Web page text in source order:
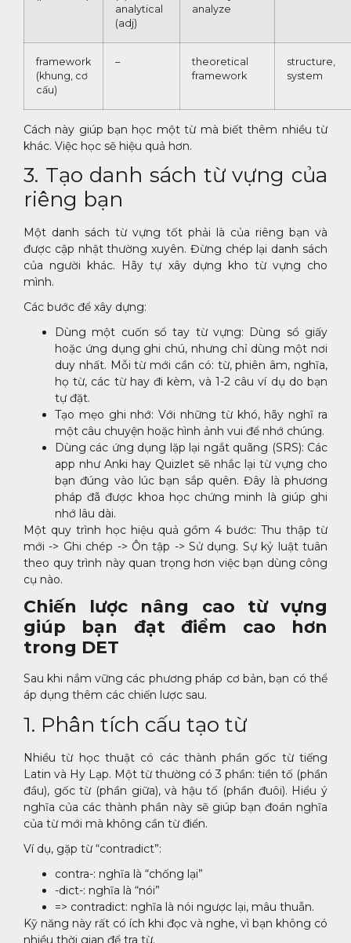
analytical
(adj)
analyze
framework
(khung, cơ
cấu)
–
theoretical
framework
structure,
system
Cách này giúp bạn học một từ mà biết thêm nhiều từ
khác. Việc học sẽ hiệu quả hơn.
3. Tạo danh sách từ vựng của
riêng bạn
Một danh sách từ vựng tốt phải là của riêng bạn và
được cập nhật thường xuyên. Đừng chép lại danh sách
của người khác. Hãy tự xây dựng kho từ vựng cho
mình.
Các bước để xây dựng:
Dùng một cuốn sổ tay từ vựng: Dùng sổ giấy
hoặc ứng dụng ghi chú, nhưng chỉ dùng một nơi
duy nhất. Mỗi từ mới cần có: từ, phiên âm, nghĩa,
họ từ, các từ hay đi kèm, và 1-2 câu ví dụ do bạn
tự đặt.
Tạo mẹo ghi nhớ: Với những từ khó, hãy nghĩ ra
một câu chuyện hoặc hình ảnh vui để nhớ chúng.
Dùng các ứng dụng lặp lại ngắt quãng (SRS): Các
app như Anki hay Quizlet sẽ nhắc lại từ vựng cho
bạn đúng vào lúc bạn sắp quên. Đây là phương
pháp đã được khoa học chứng minh là giúp ghi
nhớ lâu dài.
Một quy trình học hiệu quả gồm 4 bước: Thu thập từ
mới -> Ghi chép -> Ôn tập -> Sử dụng. Sự kỷ luật tuân
theo quy trình này quan trọng hơn việc bạn dùng công
cụ nào.
Chiến lược nâng cao từ vựng
giúp bạn đạt điểm cao hơn
trong DET
Sau khi nắm vững các phương pháp cơ bản, bạn có thể
áp dụng thêm các chiến lược sau.
1. Phân tích cấu tạo từ
Nhiều từ học thuật có các thành phần gốc từ tiếng
Latin và Hy Lạp. Một từ thường có 3 phần: tiền tố (phần
đầu), gốc từ (phần giữa), và hậu tố (phần đuôi). Hiểu ý
nghĩa của các thành phần này sẽ giúp bạn đoán nghĩa
của từ mới mà không cần từ điển.
Ví dụ, gặp từ “contradict”:
contra-: nghĩa là “chống lại”
-dict-: nghĩa là “nói”
=> contradict: nghĩa là nói ngược lại, mâu thuẫn.
Kỹ năng này rất có ích khi đọc và nghe, vì bạn không có
nhiều thời gian để tra từ.